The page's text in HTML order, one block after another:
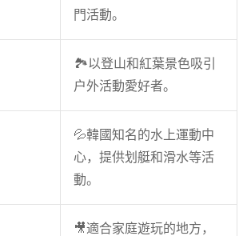
門活動。
🏞️以登山和紅葉景色吸引
戶外活動愛好者。
💦韓國知名的水上運動中
心，提供划艇和滑水等活
動。
🎥適合家庭遊玩的地方，